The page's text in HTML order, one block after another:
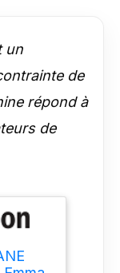
un
de
répond à
de